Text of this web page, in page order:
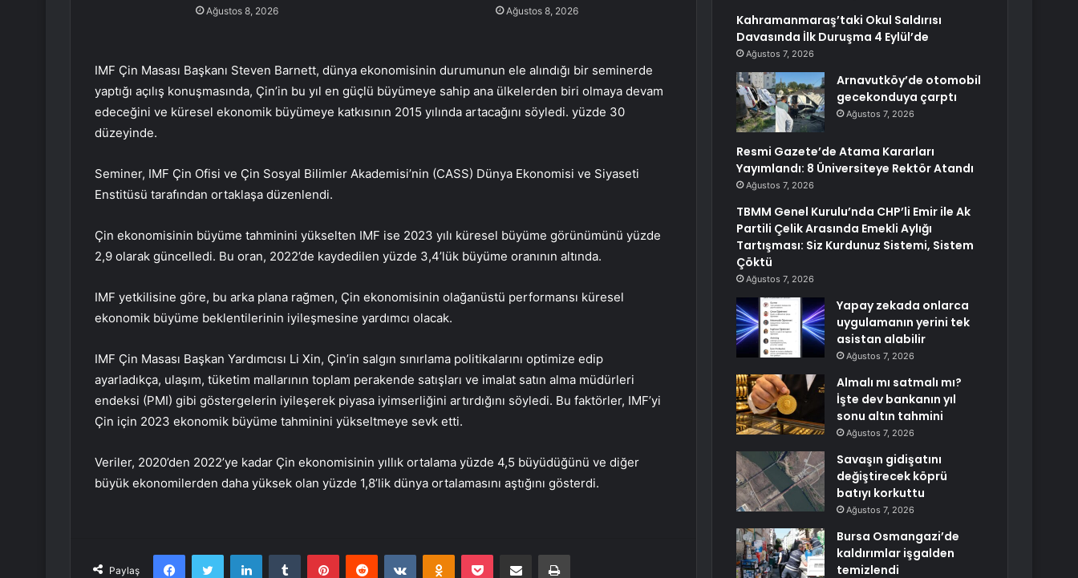
Ağustos 8, 2026 Ağustos 8, 2026
IMF Çin Masası Başkanı Steven Barnett, dünya ekonomisinin durumunun ele alındığı bir seminerde
yaptığı açılış konuşmasında, Çin’in bu yıl en güçlü büyümeye sahip ana ülkelerden biri olmaya devam
edeceğini ve küresel ekonomik büyümeye katkısının 2015 yılında artacağını söyledi. yüzde 30
düzeyinde.
Seminer, IMF Çin Ofisi ve Çin Sosyal Bilimler Akademisi’nin (CASS) Dünya Ekonomisi ve Siyaseti
Enstitüsü tarafından ortaklaşa düzenlendi.
Çin ekonomisinin büyüme tahminini yükselten IMF ise 2023 yılı küresel büyüme görünümünü yüzde
2,9 olarak güncelledi. Bu oran, 2022’de kaydedilen yüzde 3,4’lük büyüme oranının altında.
IMF yetkilisine göre, bu arka plana rağmen, Çin ekonomisinin olağanüstü performansı küresel
ekonomik büyüme beklentilerinin iyileşmesine yardımcı olacak.
IMF Çin Masası Başkan Yardımcısı Li Xin, Çin’in salgın sınırlama politikalarını optimize edip
ayarladıkça, ulaşım, tüketim mallarının toplam perakende satışları ve imalat satın alma müdürleri
endeksi (PMI) gibi göstergelerin iyileşerek piyasa iyimserliğini artırdığını söyledi. Bu faktörler, IMF’yi
Çin için 2023 ekonomik büyüme tahminini yükseltmeye sevk etti.
Veriler, 2020’den 2022’ye kadar Çin ekonomisinin yıllık ortalama yüzde 4,5 büyüdüğünü ve diğer
büyük ekonomilerden daha yüksek olan yüzde 1,8’lik dünya ortalamasını aştığını gösterdi.
Paylaş
FacebookTwitter LinkedInTumblr PinterestReddit VKontakteOdnoklassniki
Pocket E-Posta ile paylaş Yazdır
Kahramanmaraş’taki Okul Saldırısı
Davasında İlk Duruşma 4 Eylül’de
Ağustos 7, 2026
Arnavutköy’de otomobil
gecekonduya çarptı
Ağustos 7, 2026
Resmi Gazete’de Atama Kararları
Yayımlandı: 8 Üniversiteye Rektör Atandı
Ağustos 7, 2026
TBMM Genel Kurulu’nda CHP’li Emir ile Ak
Partili Çelik Arasında Emekli Aylığı
Tartışması: Siz Kurdunuz Sistemi, Sistem
Çöktü
Ağustos 7, 2026
Yapay zekada onlarca
uygulamanın yerini tek
asistan alabilir
Ağustos 7, 2026
Almalı mı satmalı mı?
İşte dev bankanın yıl
sonu altın tahmini
Ağustos 7, 2026
Savaşın gidişatını
değiştirecek köprü
batıyı korkuttu
Ağustos 7, 2026
Bursa Osmangazi’de
kaldırımlar işgalden
temizlendi